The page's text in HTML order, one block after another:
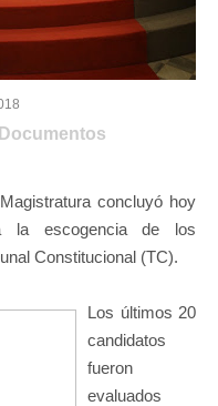
concluyó hoy
la escogencia de los
Constitucional (TC).
Los últimos 20
candidatos
fueron
evaluados